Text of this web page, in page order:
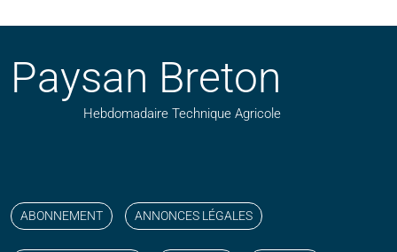
Paysan Breton
Hebdomadaire Technique Agricole
ABONNEMENT ANNONCES LÉGALES